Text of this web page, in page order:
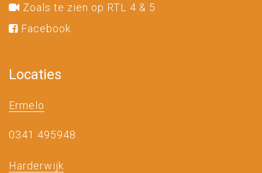
Zoals te zien op RTL 4 & 5
Facebook
Locaties
Ermelo
0341 495948
Harderwijk